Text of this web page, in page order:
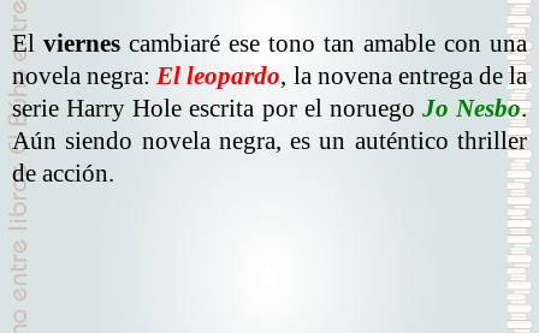
El viernes cambiaré ese tono tan amable con una
novela negra: El leopardo, la novena entrega de la
serie Harry Hole escrita por el noruego Jo Nesbo.
Aún siendo novela negra, es un auténtico thriller
de acción.